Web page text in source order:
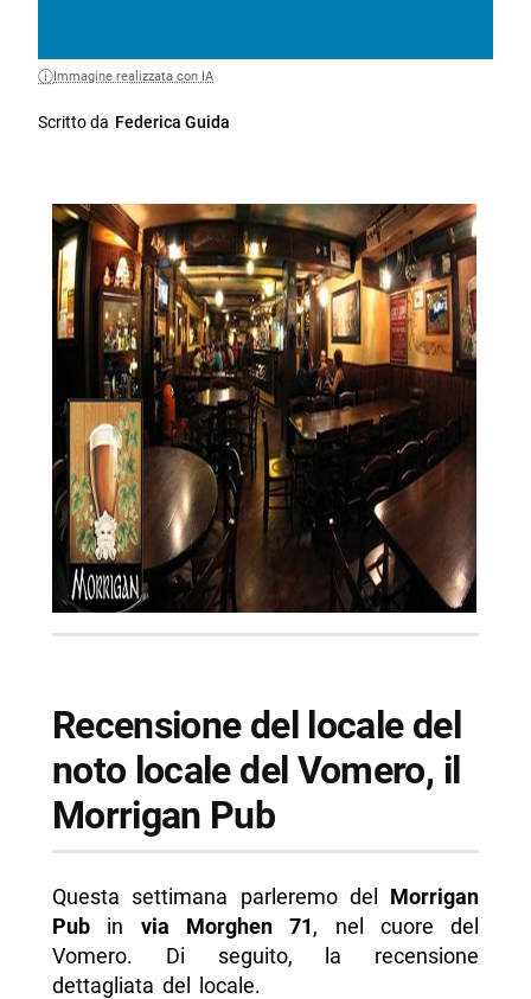
Immagine realizzata con IA
Scritto da Federica Guida
Recensione del locale del
noto locale del Vomero, il
Morrigan Pub
Questa settimana parleremo del Morrigan
Pubin via Morghen 71, nel cuore del
Vomero. Di seguito, la recensione
dettagliata del locale.